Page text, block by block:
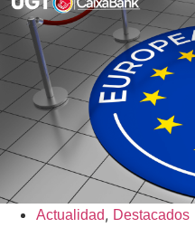
Actualidad, Destacados